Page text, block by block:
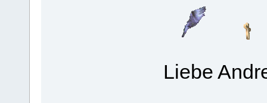
Liebe